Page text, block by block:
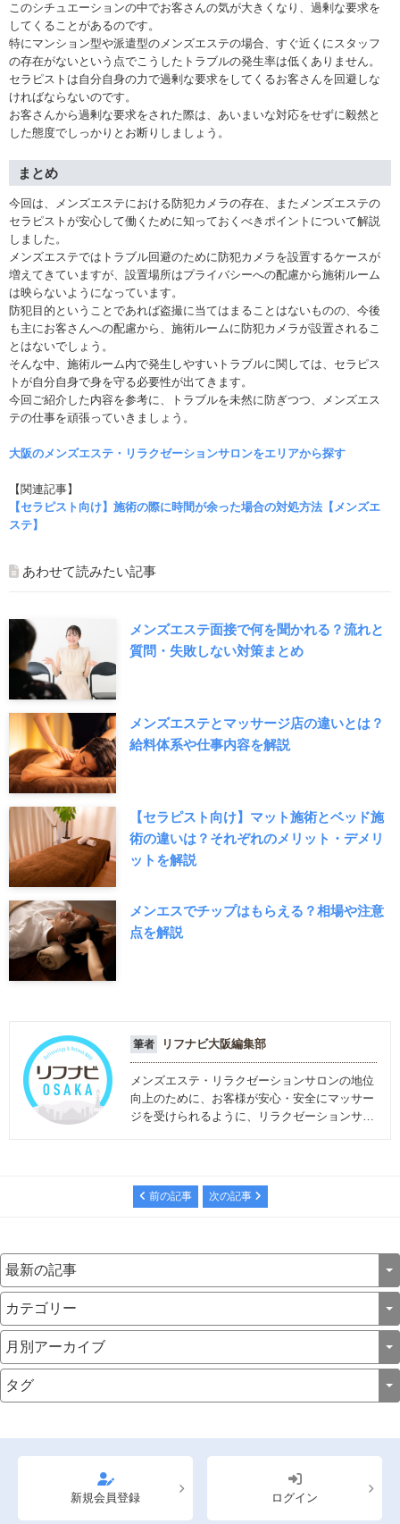
このシチュエーションの中でお客さんの気が大きくなり、過剰な要求を
してくることがあるのです。
特にマンション型や派遣型のメンズエステの場合、すぐ近くにスタッフ
の存在がないという点でこうしたトラブルの発生率は低くありません。
セラピストは自分自身の力で過剰な要求をしてくるお客さんを回避しな
ければならないのです。
お客さんから過剰な要求をされた際は、あいまいな対応をせずに毅然と
した態度でしっかりとお断りしましょう。
まとめ
今回は、メンズエステにおける防犯カメラの存在、またメンズエステの
セラピストが安心して働くために知っておくべきポイントについて解説
しました。
メンズエステではトラブル回避のために防犯カメラを設置するケースが
増えてきていますが、設置場所はプライバシーへの配慮から施術ルーム
は映らないようになっています。
防犯目的ということであれば盗撮に当てはまることはないものの、今後
も主にお客さんへの配慮から、施術ルームに防犯カメラが設置されるこ
とはないでしょう。
そんな中、施術ルーム内で発生しやすいトラブルに関しては、セラピス
トが自分自身で身を守る必要性が出てきます。
今回ご紹介した内容を参考に、トラブルを未然に防ぎつつ、メンズエス
テの仕事を頑張っていきましょう。
大阪のメンズエステ・リラクゼーションサロンをエリアから探す
【関連記事】
【セラピスト向け】施術の際に時間が余った場合の対処方法【メンズエ
ステ】
あわせて読みたい記事
メンズエステ面接で何を聞かれる？流れと
質問・失敗しない対策まとめ
メンズエステとマッサージ店の違いとは？
給料体系や仕事内容を解説
【セラピスト向け】マット施術とベッド施
術の違いは？それぞれのメリット・デメリ
ットを解説
メンエスでチップはもらえる？相場や注意
点を解説
筆者 リフナビ大阪編集部
メンズエステ・リラクゼーションサロンの地位
向上のために、お客様が安心・安全にマッサー
ジを受けられるように、リラクゼーションサロ
前の記事 次の記事
新規会員登録 ログイン